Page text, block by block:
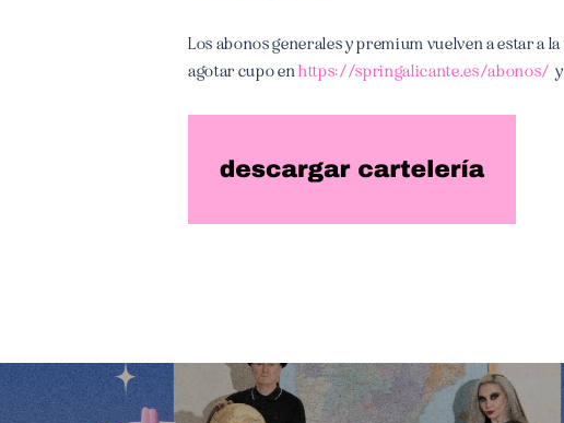
Los abonos generales y premium vuelven a estar a
agotar cupo enhttps://springalicante.es/abonos/